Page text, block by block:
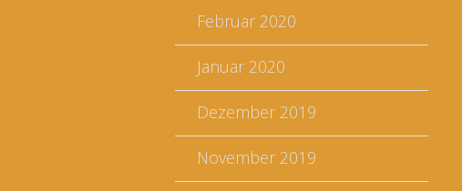
Februar 2020
Januar 2020
Dezember 2019
November 2019